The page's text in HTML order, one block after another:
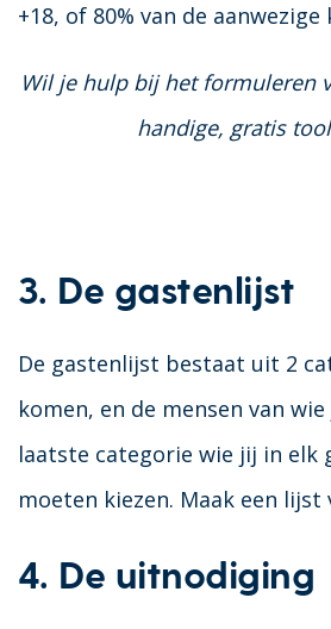
+18, of 80% van de
Wil je hulp bij het formuleren
handige, gratis
3. De gastenlijst
De gastenlijst bestaat uit 2
komen, en de mensen van
laatste categorie wie jij in elk
moeten kiezen. Maak een
4. De uitnodiging